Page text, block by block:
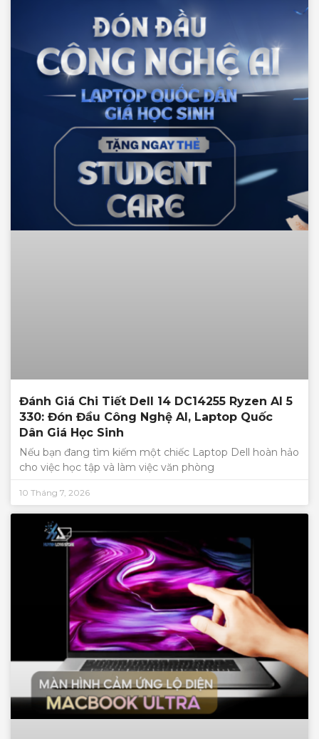
Đánh Giá Chi Tiết Dell 14 DC14255 Ryzen AI 5
330: Đón Đầu Công Nghệ AI, Laptop Quốc
Dân Giá Học Sinh
Nếu bạn đang tìm kiếm một chiếc Laptop Dell hoàn hảo
cho việc học tập và làm việc văn phòng
10 Tháng 7, 2026